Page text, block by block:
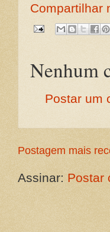
Compartilhar
Nenhum
Postar um
Postagem mais
Assinar: Postar